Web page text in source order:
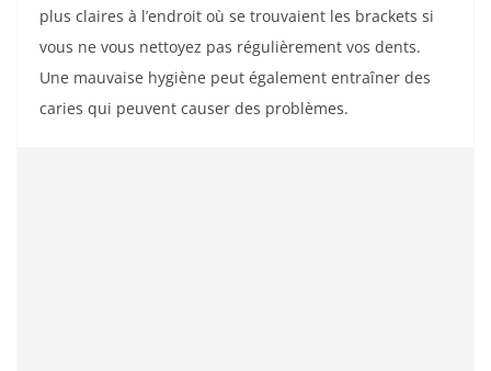
plus claires à l’endroit où se trouvaient les brackets si
vous ne vous nettoyez pas régulièrement vos dents.
Une mauvaise hygiène peut également entraîner des
caries qui peuvent causer des problèmes.